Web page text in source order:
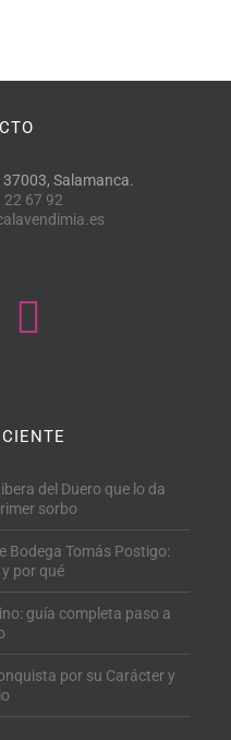
Salamanca.
22 67 92
del Duero que lo da
sorbo
Bodega Tomás Postigo:
por qué
guía completa paso a
por su Carácter y